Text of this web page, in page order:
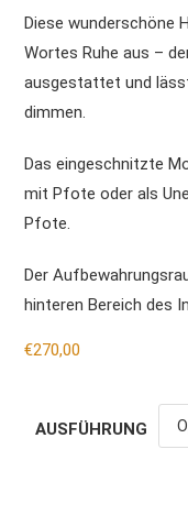
Diese wunderschöne
Wortes Ruhe aus –
ausgestattet und
dimmen.
Das eingeschnitzte
mit Pfote oder als
Pfote.
Der
hinteren Bereich des
€270,00
AUSFÜHRUNG